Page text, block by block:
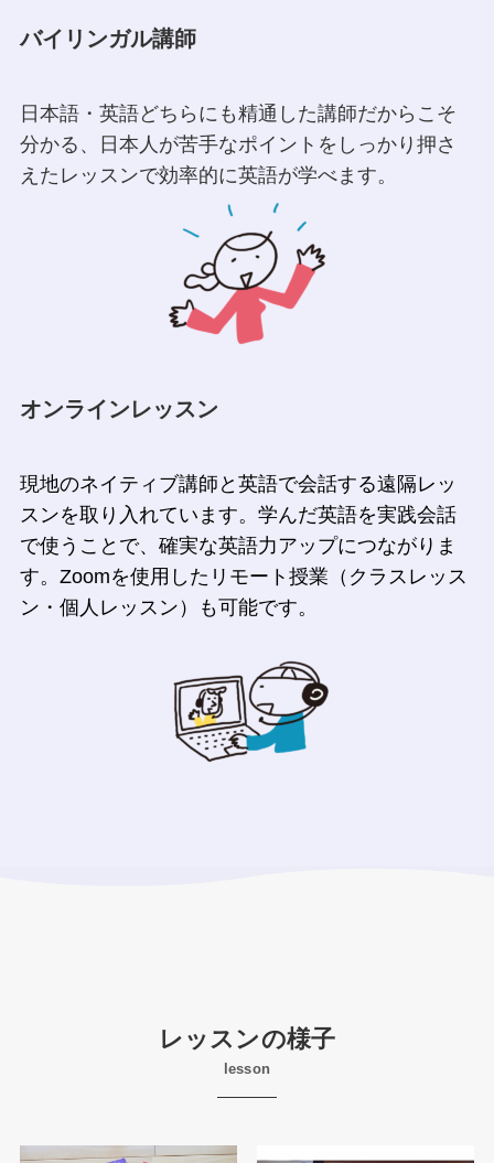
バイリンガル講師
日本語・英語どちらにも精通した講師だからこそ
分かる、日本人が苦手なポイントをしっかり押さ
えたレッスンで効率的に英語が学べます。
オンラインレッスン
現地のネイティブ講師と英語で会話する遠隔レッ
スンを取り入れています。学んだ英語を実践会話
で使うことで、確実な英語力アップにつながりま
す。Zoomを使用したリモート授業（クラスレッス
ン・個人レッスン）も可能です。
レッスンの様子
lesson